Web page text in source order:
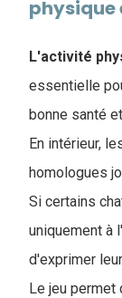
L'activité
essentielle
bonne santé
En intérieur,
homologues
Si certains
uniquement à
d'exprimer leur
Le jeu permet